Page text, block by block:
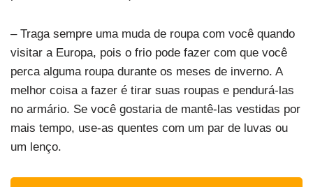
– Traga sempre uma muda de roupa com você quando
visitar a Europa, pois o frio pode fazer com que você
perca alguma roupa durante os meses de inverno. A
melhor coisa a fazer é tirar suas roupas e pendurá-las
no armário. Se você gostaria de mantê-las vestidas por
mais tempo, use-as quentes com um par de luvas ou
um lenço.